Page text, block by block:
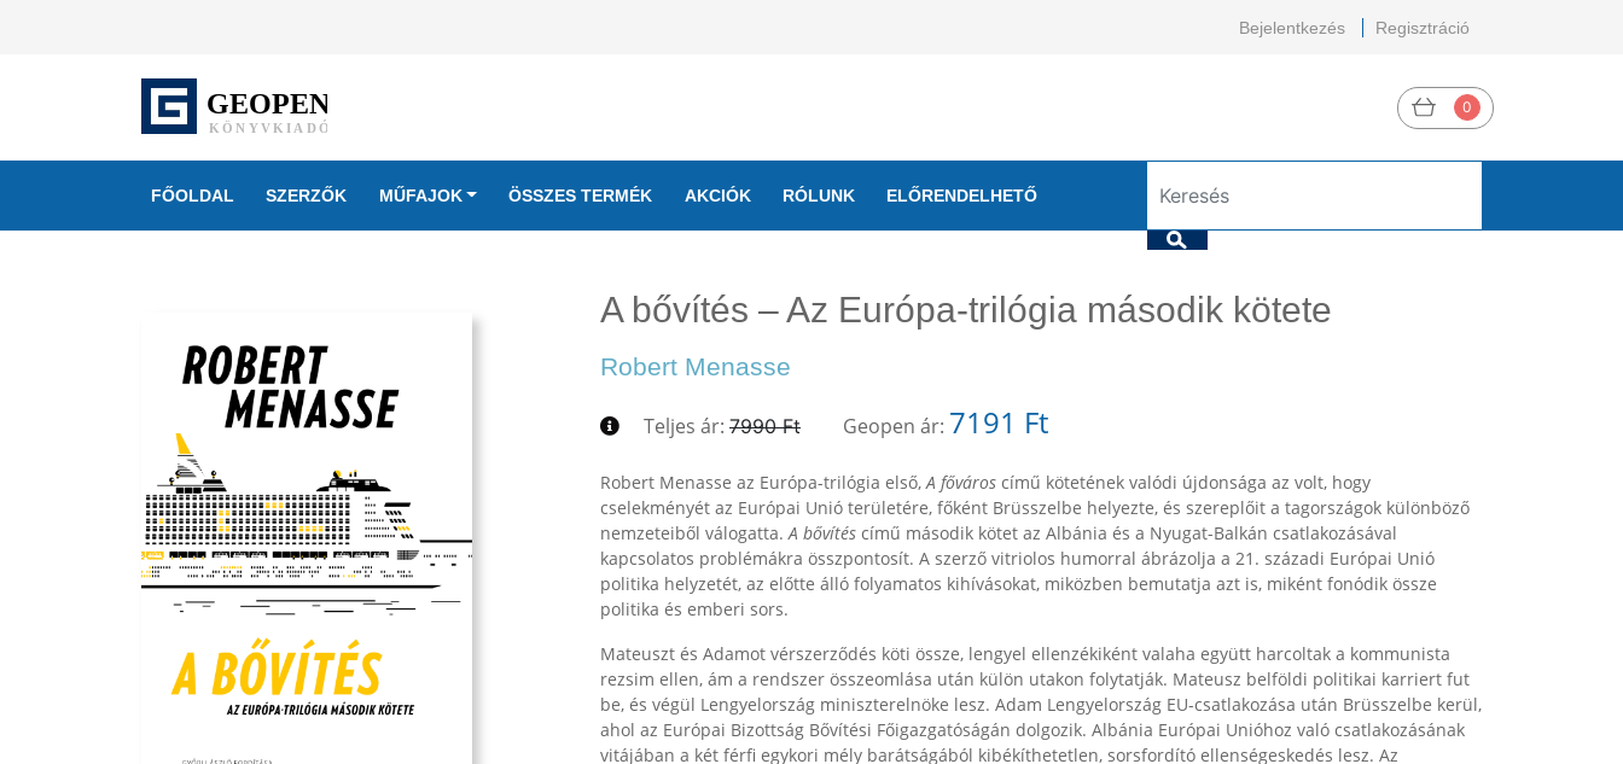
Bejelentkezés Regisztráció
0
FŐOLDAL SZERZŐK MŰFAJOK ÖSSZES TERMÉK AKCIÓK RÓLUNK ELŐRENDELHETŐ
A bővítés – Az Európa-trilógia második kötete
Robert Menasse
Teljes ár: 7990 Ft Geopen ár: 7191 Ft
Robert Menasse az Európa-trilógia első,A főváros című kötetének valódi újdonsága az volt, hogy
cselekményét az Európai Unió területére, főként Brüsszelbe helyezte, és szereplőit a tagországok különböző
nemzeteiből válogatta.A bővítés című második kötet az Albánia és a Nyugat-Balkán csatlakozásával
kapcsolatos problémákra összpontosít. A szerző vitriolos humorral ábrázolja a 21. századi Európai Unió
politika helyzetét, az előtte álló folyamatos kihívásokat, miközben bemutatja azt is, miként fonódik össze
politika és emberi sors.
Mateuszt és Adamot vérszerződés köti össze, lengyel ellenzékiként valaha együtt harcoltak a kommunista
rezsim ellen, ám a rendszer összeomlása után külön utakon folytatják. Mateusz belföldi politikai karriert fut
be, és végül Lengyelország miniszterelnöke lesz. Adam Lengyelország EU-csatlakozása után Brüsszelbe kerül,
ahol az Európai Bizottság Bővítési Főigazgatóságán dolgozik. Albánia Európai Unióhoz való csatlakozásának
vitájában a két férfi egykori mély barátságából kibékíthetetlen, sorsfordító ellenségeskedés lesz. Az